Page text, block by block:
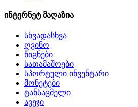
ინტერნეტ მაღაზია
სხვადასხვა
ღვინო
წიგნები
სათამაშოები
სპორტული ინვენტარი
მონეტები
ტანსაცმელი
ავეჯი